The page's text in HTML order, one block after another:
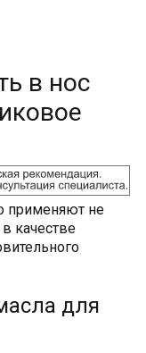
в нос
применяют не
качестве
для